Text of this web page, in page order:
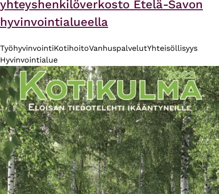
yhteyshenkilöverkosto Etelä-Savon
hyvinvointialueella
TyöhyvinvointiKotihoitoVanhuspalvelutYhteisöllisyys
Hyvinvointialue